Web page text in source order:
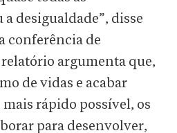
desigualdade”, disse
conferência de
argumenta que,
de vidas e acabar
rápido possível, os
para desenvolver,